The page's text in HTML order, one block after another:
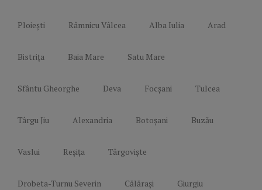
Ploiești Râmnicu Vâlcea Alba Iulia Arad
Bistrița Baia Mare Satu Mare
Sfântu Gheorghe Deva Focșani Tulcea
Târgu Jiu Alexandria Botoșani Buzău
Vaslui Reșița Târgoviște
Drobeta-Turnu Severin Călărași Giurgiu